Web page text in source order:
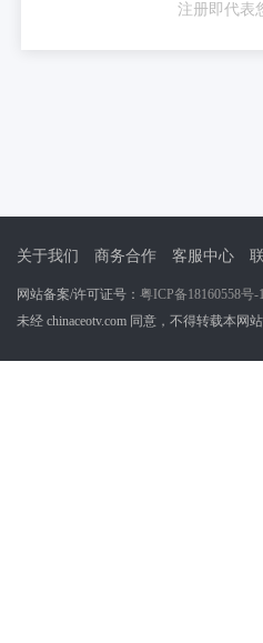
注册即代表
关于我们 商务合作 客服中心
网站备案/许可证号： 粤ICP备18160558号-
未经 chinaceotv.com 同意，不得转载本